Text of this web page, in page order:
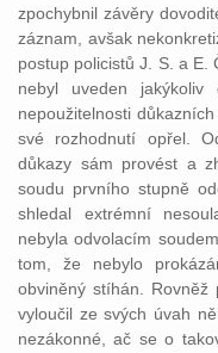
zpochybnil závěry
záznam, avšak
postup policistů J. S. a E.
nebyl uveden
nepoužitelnosti
své rozhodnutí opřel.
důkazy sám provést a
soudu prvního stupně
shledal extrémní
nebyla odvolacím
tom, že nebylo
obviněný stíhán.
vyloučil ze svých úvah
nezákonné, ač se o